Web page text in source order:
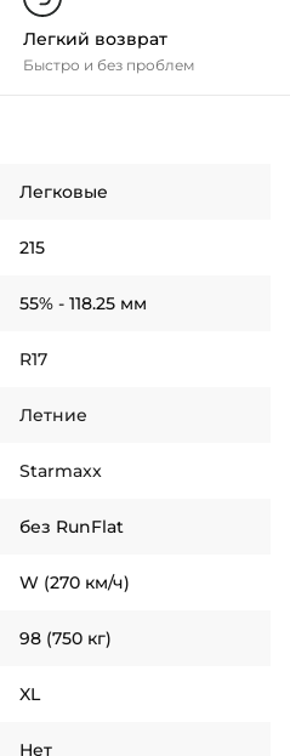
Легкий возврат
Быстро и без проблем
Легковые
215
55% - 118.25 мм
R17
Летние
Starmaxx
без RunFlat
W (270 км/ч)
98 (750 кг)
XL
Нет